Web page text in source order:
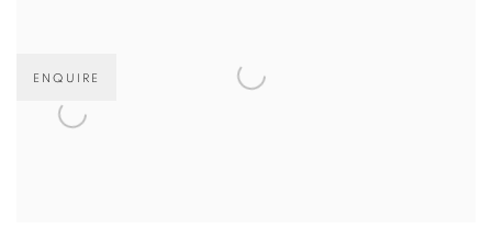
ENQUIRE